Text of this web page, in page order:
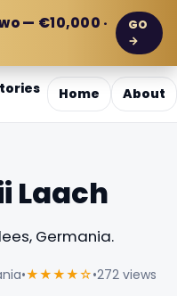
— €10,000 ·
GO
→
Home About
Laach
Germania.
•★★★★☆•272 views